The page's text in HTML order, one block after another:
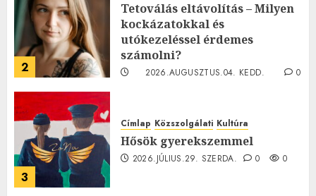
2
Tetoválás eltávolítás – Milyen
kockázatokkal és
utókezeléssel érdemes
számolni?
2026.AUGUSZTUS.04. KEDD.
0
3
Címlap Közszolgálati Kultúra
Hősök gyerekszemmel
2026.JÚLIUS.29. SZERDA. 0 0